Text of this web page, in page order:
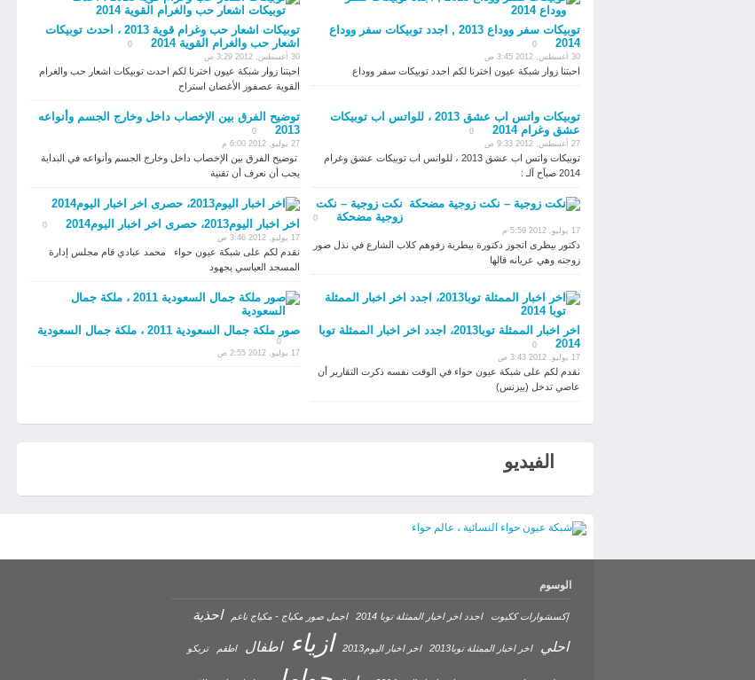
توبيكات سفر ووداع 2013 , اجدد توبيكات سفر ووداع
2014
0
30 أغسطس, 2012 3:45 ص
احبتنا زوار شبكة عيون اخترنا لكم اجدد توبيكات سفر ووداع
توبيكات اشعار حب وغرام قوية 2013 ، احدث توبيكات
اشعار حب والغرام القوية 2014
0
30 أغسطس, 2012 3:29 ص
احبتنا زوار شبكة عيون اخترنا لكم احدث توبيكات اشعار حب والغرام
القوية عصفور الأغصان استراح
توبيكات واتس اب عشق 2013 ، للواتس اب توبيكات
عشق وغرام 2014
0
27 أغسطس, 2012 9:33 ص
توبيكات واتس اب عشق 2013 ، للواتس اب توبيكات عشق وغرام
2014 صبآح آلـ :
توضيح الفرق بين الإخصاب داخل وخارج الجسم وأنواعه
2013
0
27 يوليو, 2012 6:00 م
توضيح الفرق بين الإخصاب داخل وخارج الجسم وأنواعه في البداية
يجب أن نعرف أن تقنية
نكت زوجية – نكت
زوجية مضحكة
0
17 يوليو, 2012 5:59 م
دكتور بيطرى اتجوز دكتورة بيطرية زفوهم كلاب الشارع في نذل صور
زوجته وهي عريانه قالها
اخر اخبار اليوم2013، حصرى اخر اخبار اليوم2014
0
17 يوليو, 2012 3:46 ص
نقدم لكم على شبكة عيون حواء محمد عبادي قام مجلس إدارة
المسجد العباسي بجهود
اخر اخبار الممثلة توبا2013، اجدد اخر اخبار الممثلة توبا
2014
0
17 يوليو, 2012 3:43 ص
نقدم لكم على شبكة عيون حواء في الوقت نفسه ذكرت التقارير أن
عاصي تدخل (بيزنس)
صور ملكة جمال السعودية 2011 ، ملكة جمال السعودية
0
17 يوليو, 2012 2:55 ص
الفيديو
الوسوم
إكسسَوارات ككيوت اجدد اخر اخبار الممثلة توبا 2014 اجمل صور مكياج - مكياج ناعم احذية
احلي اخر اخبار الممثلة توبا2013 اخر اخبار اليوم2013 ازياء اطفال اطقم تريكو